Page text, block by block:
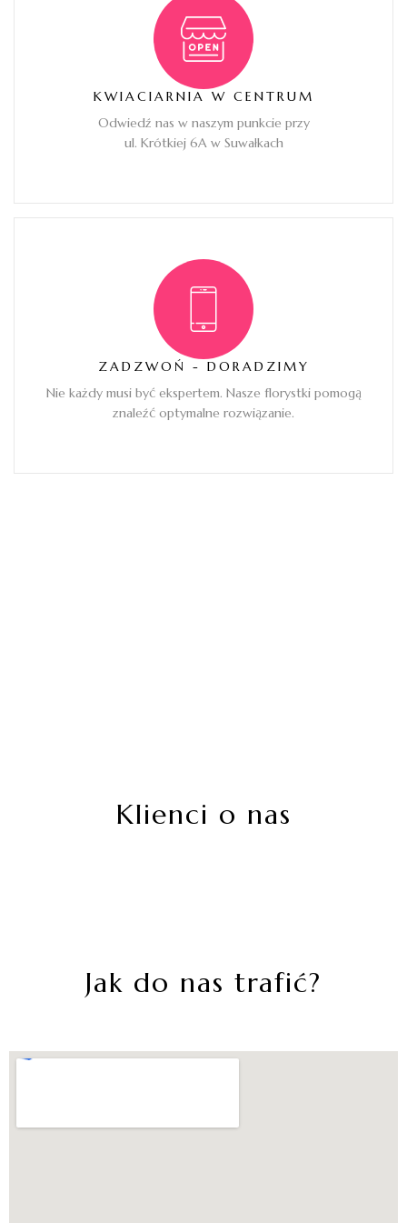
KWIACIARNIA W CENTRUM
Odwiedź nas w naszym punkcie przy
ul. Krótkiej 6A w Suwałkach
ZADZWOŃ - DORADZIMY
Nie każdy musi być ekspertem. Nasze florystki pomogą
znaleźć optymalne rozwiązanie.
Klienci o nas
Jak do nas trafić?